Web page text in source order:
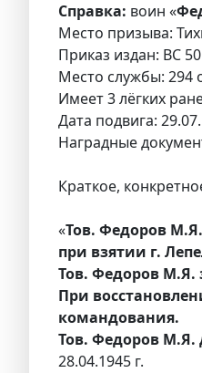
Справка: воин «
Место призыва:
Приказ издан: ВС
Место службы: 294
Имеет 3 лёгких
Дата подвига:
Наградные
Краткое,
«Тов. Федоров М.Я.
при взятии г.
Тов. Федоров М.Я.
При
командования.
Тов. Федоров
28.04.1945 г.